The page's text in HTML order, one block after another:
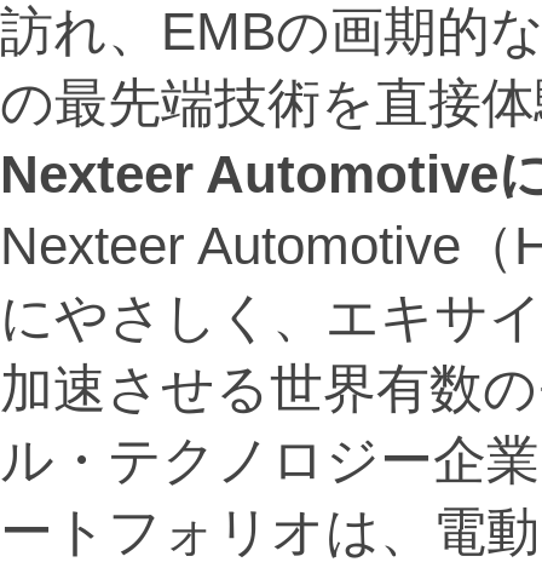
訪れ、EMBの画期的
の最先端技術を直接
Nexteer Automotive
Nexteer Automotive
にやさしく、エキサ
加速させる世界有数
ル・テクノロジー企
ートフォリオは、電